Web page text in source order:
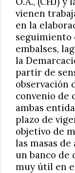
vienen
en la
seguimiento
embalses,
la
partir de
observación
convenio de
ambas
plazo de
objetivo de
las masas
un banco de
muy útil en